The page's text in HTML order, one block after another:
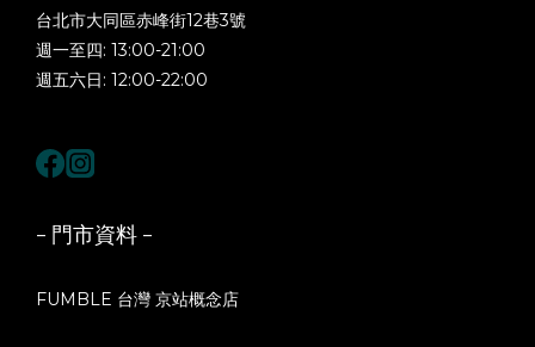
台北市大同區赤峰街12巷3號
週一至四: 13:00-21:00
週五六日: 12:00-22:00
- 門市資料 -
FUMBLE 台灣 京站概念店